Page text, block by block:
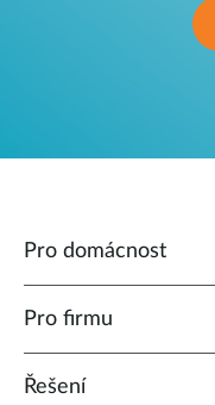
Pro domácnost
Pro firmu
Řešení